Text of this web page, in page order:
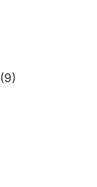
(9)